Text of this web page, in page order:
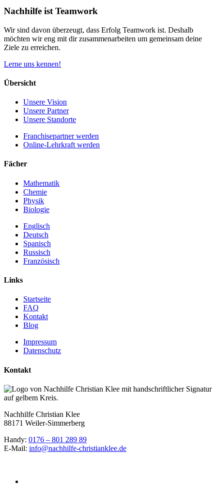
Nachhilfe ist Teamwork
Wir sind davon überzeugt, dass Erfolg Teamwork ist. Deshalb
möchten wir eng mit dir zusammenarbeiten um gemeinsam deine
Ziele zu erreichen.
Lerne uns kennen!
Übersicht
Unsere Vision
Unsere Partner
Unsere Standorte
Franchisepartner werden
Online-Lehrkraft werden
Fächer
Mathematik
Chemie
Physik
Biologie
Englisch
Deutsch
Spanisch
Russisch
Französisch
Links
Startseite
FAQ
Kontakt
Blog
Impressum
Datenschutz
Kontakt
Nachhilfe Christian Klee
88171 Weiler-Simmerberg
Handy: 0176 – 801 289 89
E-Mail: info@nachhilfe-christianklee.de